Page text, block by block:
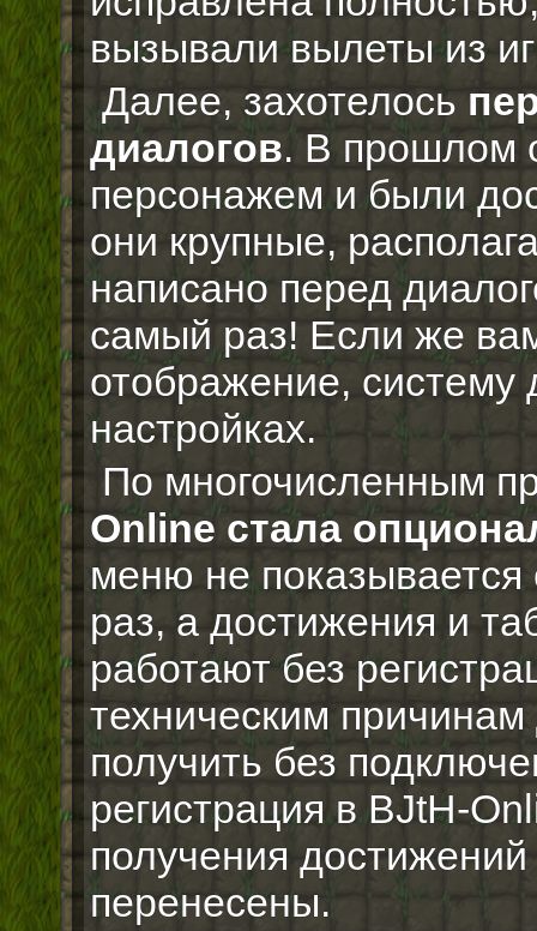
вызывали вылеты из
Далее, захотелось
диалогов. В прошлом
персонажем и были
они крупные,
написано перед
самый раз! Если же
отображение, систему
настройках.
По многочисленным
Online стала
меню не показывается
раз, а достижения и
работают без
техническим
получить без
регистрация в BJtH-
получения
перенесены.